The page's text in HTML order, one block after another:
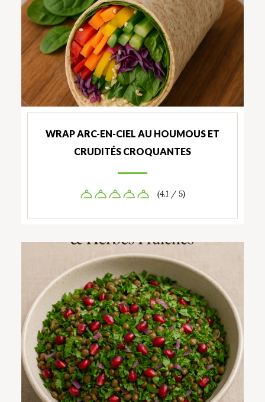
WRAP ARC-EN-CIEL AU HOUMOUS ET
CRUDITÉS CROQUANTES
(4.1 / 5)